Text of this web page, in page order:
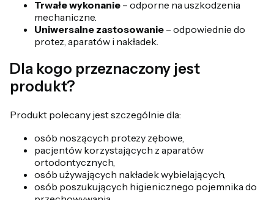
Trwałe wykonanie – odporne na uszkodzenia
mechaniczne.
Uniwersalne zastosowanie – odpowiednie do
protez, aparatów i nakładek.
Dla kogo przeznaczony jest
produkt?
Produkt polecany jest szczególnie dla:
osób noszących protezy zębowe,
pacjentów korzystających z aparatów
ortodontycznych,
osób używających nakładek wybielających,
osób poszukujących higienicznego pojemnika do